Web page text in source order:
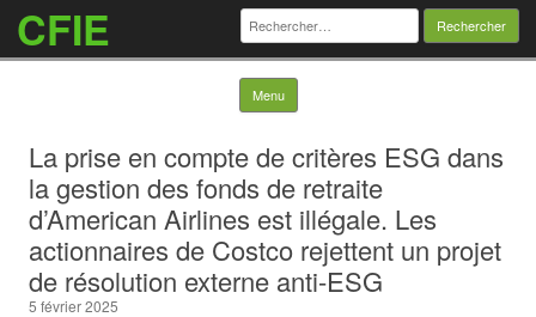
CFIE Rechercher :
Menu Skip to content
La prise en compte de critères ESG dans
la gestion des fonds de retraite
d’American Airlines est illégale. Les
actionnaires de Costco rejettent un projet
de résolution externe anti-ESG
5 février 2025